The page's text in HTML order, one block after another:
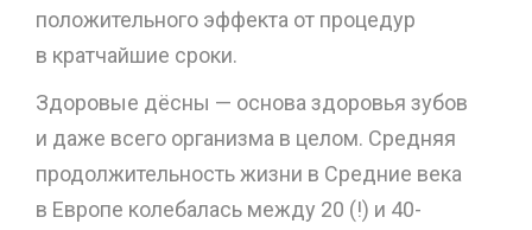
положительного эффекта от процедур
в кратчайшие сроки.
Здоровые дёсны — основа здоровья зубов
и даже всего организма в целом. Средняя
продолжительность жизни в Средние века
в Европе колебалась между 20 (!) и 40-